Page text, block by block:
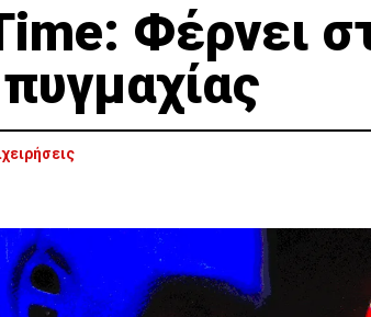
Φέρνει